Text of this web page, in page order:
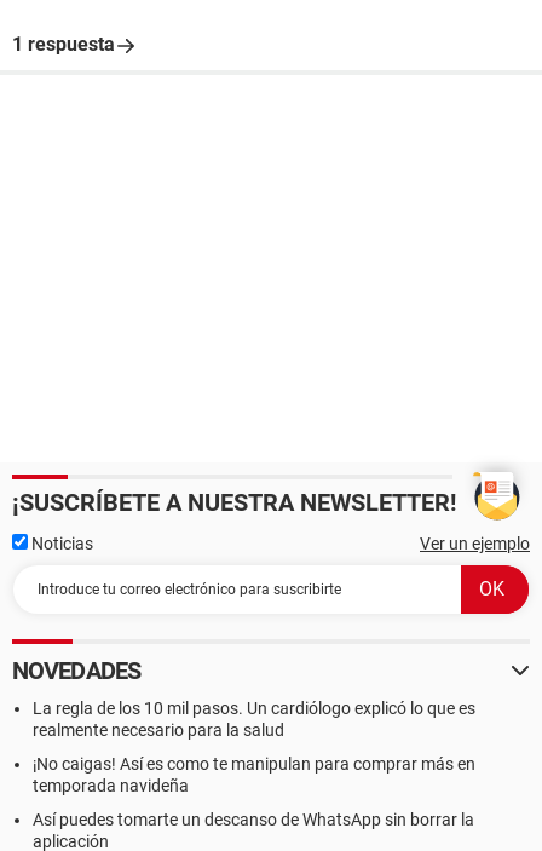
1 respuesta
¡SUSCRÍBETE A NUESTRA NEWSLETTER!
Noticias Ver un ejemplo
NOVEDADES
La regla de los 10 mil pasos. Un cardiólogo explicó lo que es
realmente necesario para la salud
¡No caigas! Así es como te manipulan para comprar más en
temporada navideña
Así puedes tomarte un descanso de WhatsApp sin borrar la
aplicación